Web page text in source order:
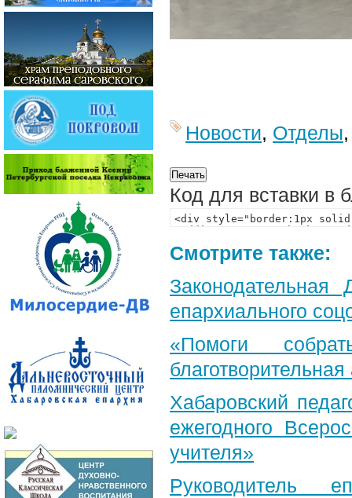
Новости, Отделы
Код для вставки в
Смотрите также:
епархиального
«Помоги
Хабаровский
ежегодного
учителя»
Руководитель